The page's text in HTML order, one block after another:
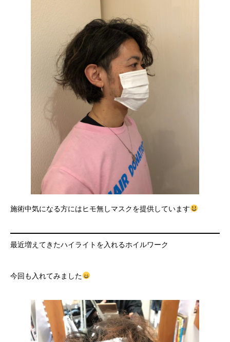
施術中気になる方にはヒモ無しマスクを提供しています
最近増えてきたハイライトを入れるホイルワーク
今回も入れてみました